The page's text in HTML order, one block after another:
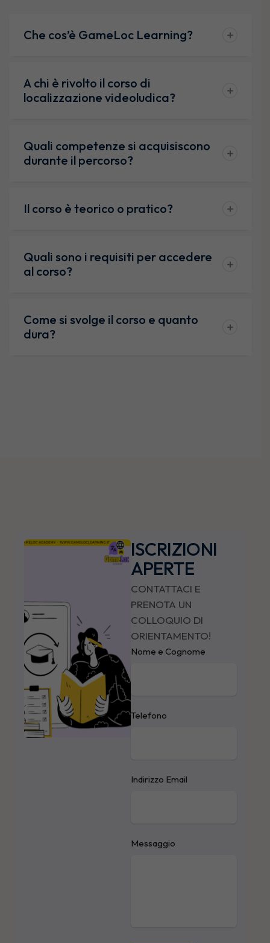
Che cos’è GameLoc Learning?
A chi è rivolto il corso di
localizzazione videoludica?
Quali competenze si acquisiscono
durante il percorso?
Il corso è teorico o pratico?
Quali sono i requisiti per accedere
al corso?
Come si svolge il corso e quanto
dura?
ISCRIZIONI
APERTE
CONTATTACI E
PRENOTA UN
COLLOQUIO DI
ORIENTAMENTO!
Nome e Cognome
Telefono
Indirizzo Email
Messaggio